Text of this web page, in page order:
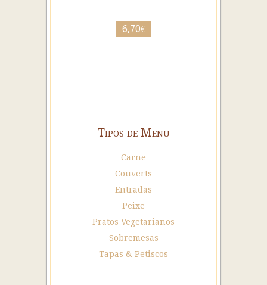
6,70€
Tipos de Menu
Carne
Couverts
Entradas
Peixe
Pratos Vegetarianos
Sobremesas
Tapas & Petiscos